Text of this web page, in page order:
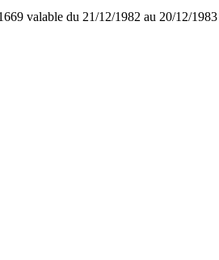
valable du 21/12/1982 au 20/12/